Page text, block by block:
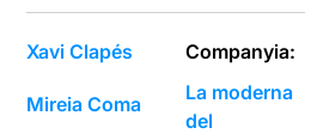
Xavi Clapés
Mireia Coma
Companyia:
La moderna
del